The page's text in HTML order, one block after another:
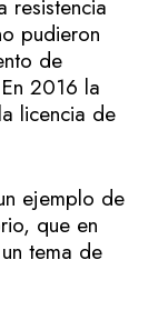
resistencia
pudieron
de
2016 la
licencia de
ejemplo de
que en
tema de